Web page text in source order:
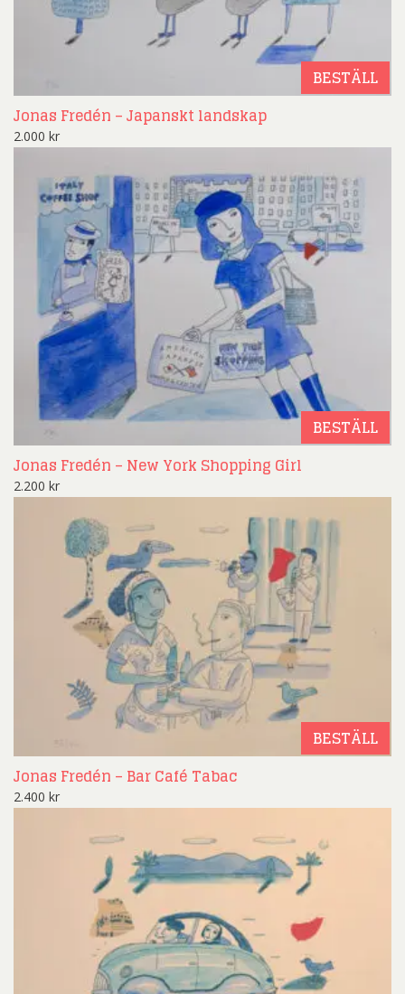
BESTÄLL
Jonas Fredén – Japanskt landskap
2.000 kr
BESTÄLL
Jonas Fredén – New York Shopping Girl
2.200 kr
BESTÄLL
Jonas Fredén – Bar Café Tabac
2.400 kr